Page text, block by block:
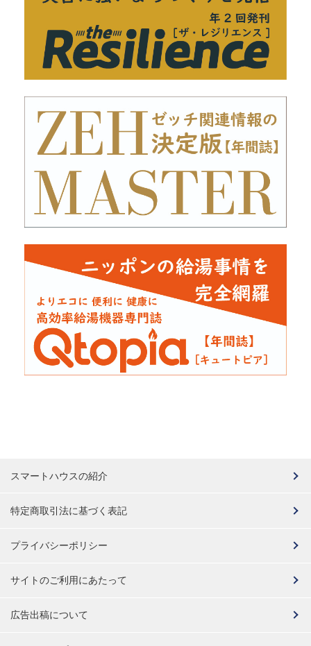
スマートハウスの紹介
特定商取引法に基づく表記
プライバシーポリシー
サイトのご利用にあたって
広告出稿について